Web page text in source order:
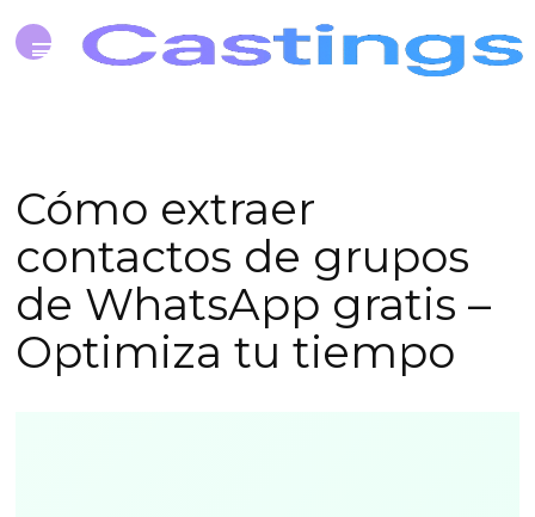
Cómo extraer
contactos de grupos
de WhatsApp gratis –
Optimiza tu tiempo